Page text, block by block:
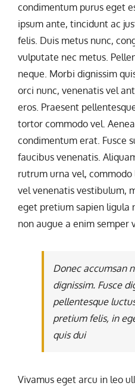
condimentum purus eget
ipsum ante, tincidunt ac
felis. Duis metus nunc,
vulputate nec metus.
neque. Morbi dignissim
orci nunc, venenatis vel
eros. Praesent
tortor commodo vel.
condimentum erat. Fusce
faucibus venenatis.
rutrum urna vel,
vel venenatis vestibulum,
eget pretium sapien ligula
non augue a enim semper
Donec accumsan
dignissim. Fusce
pellentesque
pretium felis, in
quis dui
Vivamus eget arcu in leo